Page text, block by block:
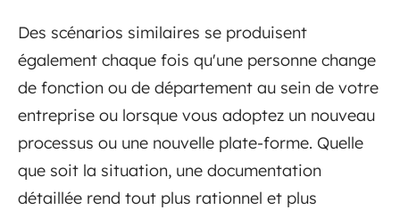
Des scénarios similaires se produisent
également chaque fois qu'une personne change
de fonction ou de département au sein de votre
entreprise ou lorsque vous adoptez un nouveau
processus ou une nouvelle plate-forme. Quelle
que soit la situation, une documentation
détaillée rend tout plus rationnel et plus